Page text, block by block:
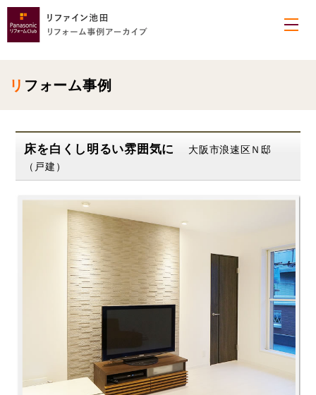
リフォーム事例
床を白くし明るい雰囲気に
大阪市浪速区Ｎ邸
（戸建）